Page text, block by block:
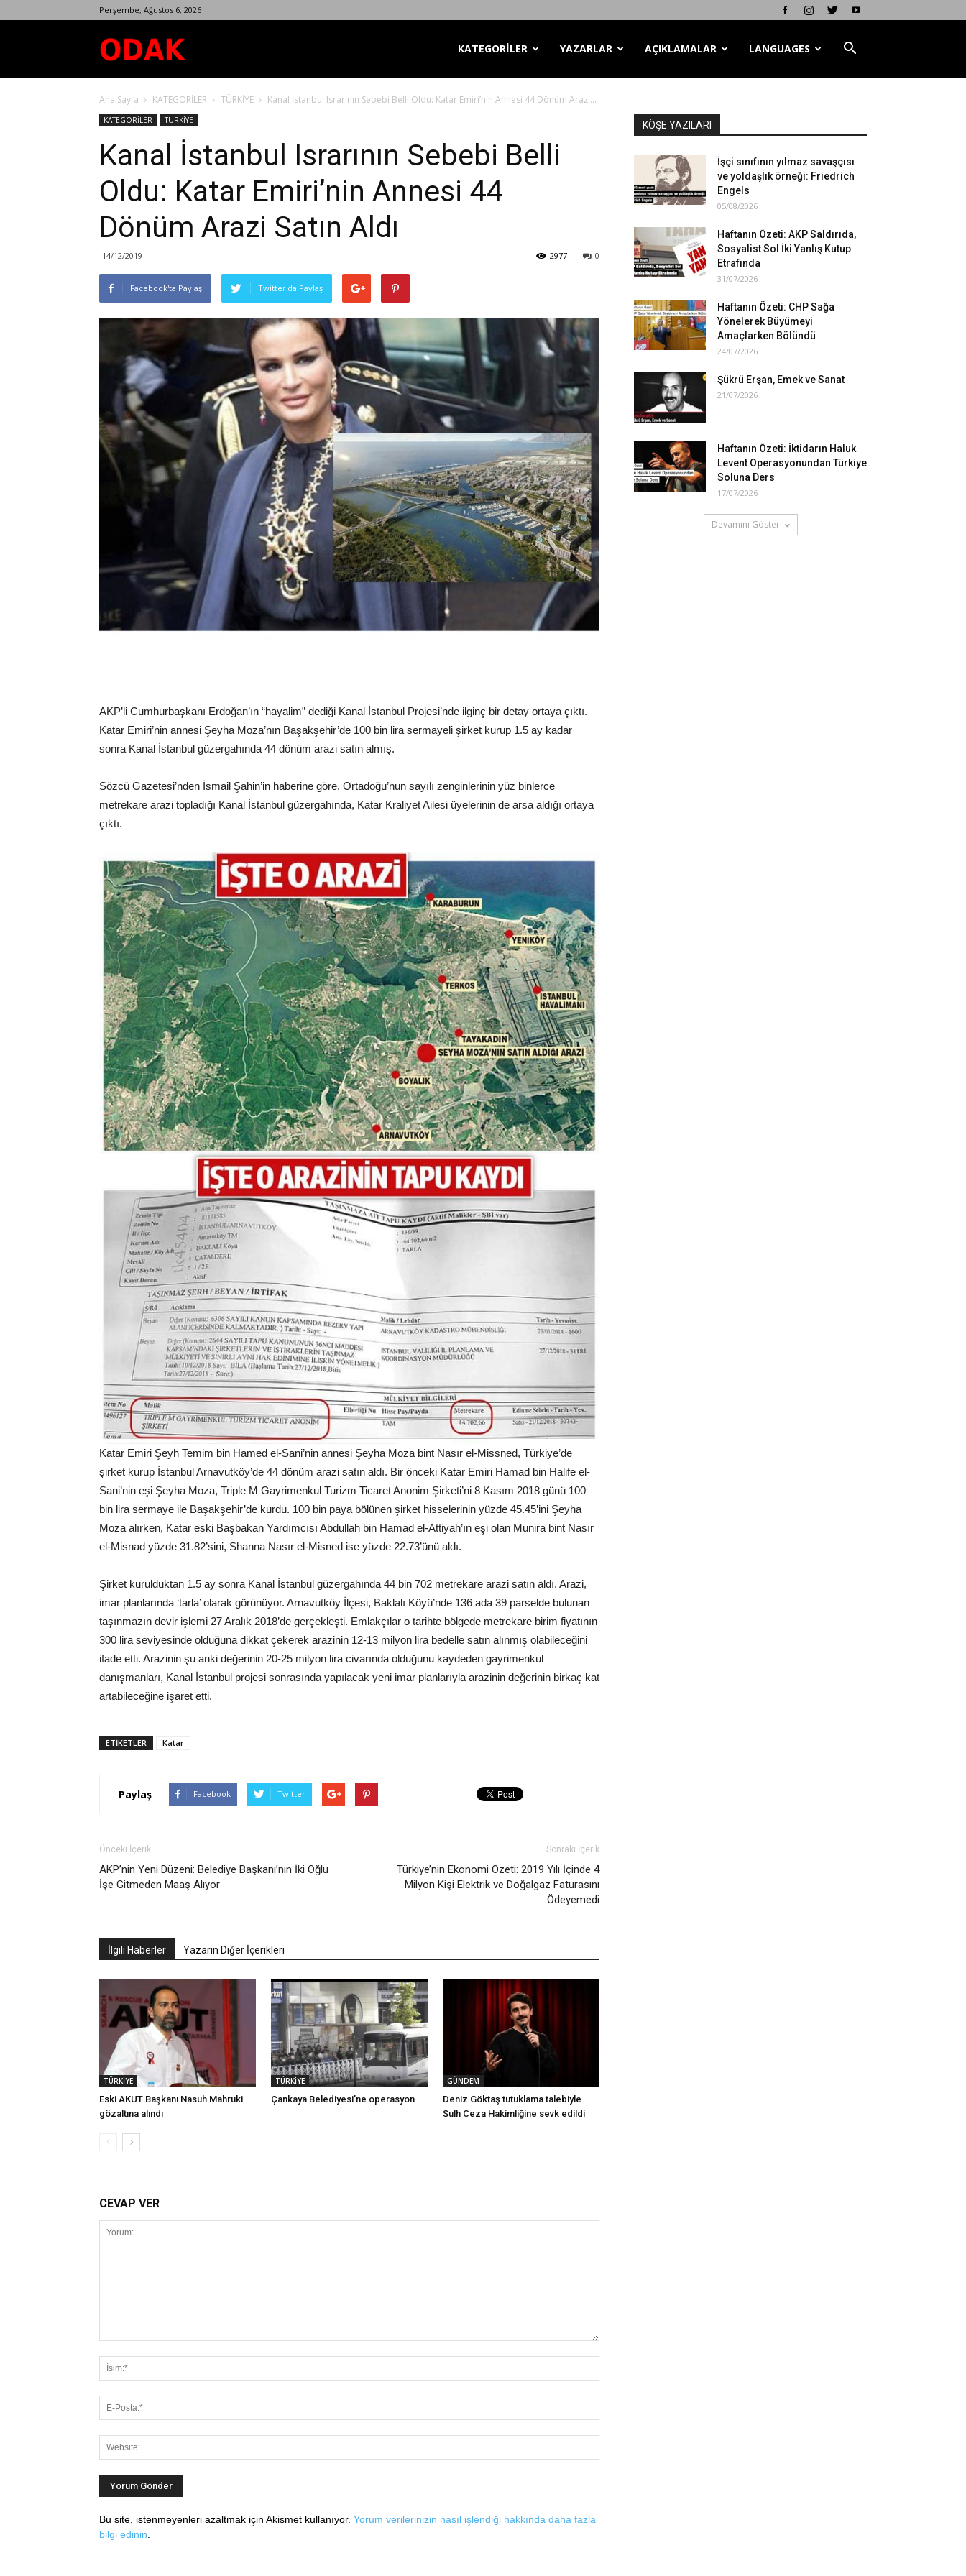
Perşembe, Ağustos 6, 2026
Dergisi
KATEGORİLER YAZARLAR AÇIKLAMALAR LANGUAGES
Ana Sayfa KATEGORİLER TÜRKİYE Kanal İstanbul Israrının Sebebi Belli Oldu: Katar Emiri’nin Annesi 44 Dönüm Arazi...
KATEGORİLER TÜRKİYE
Kanal İstanbul Israrının Sebebi Belli
Oldu: Katar Emiri’nin Annesi 44
Dönüm Arazi Satın Aldı
14/12/2019 0
2977
Facebook'ta Paylaş Twitter'da Paylaş
AKP’li Cumhurbaşkanı Erdoğan’ın “hayalim” dediği Kanal İstanbul Projesi’nde ilginç bir detay ortaya çıktı.
Katar Emiri’nin annesi Şeyha Moza’nın Başakşehir’de 100 bin lira sermayeli şirket kurup 1.5 ay kadar
sonra Kanal İstanbul güzergahında 44 dönüm arazi satın almış.
Sözcü Gazetesi’nden İsmail Şahin’in haberine göre, Ortadoğu’nun sayılı zenginlerinin yüz binlerce
metrekare arazi topladığı Kanal İstanbul güzergahında, Katar Kraliyet Ailesi üyelerinin de arsa aldığı ortaya
çıktı.
Katar Emiri Şeyh Temim bin Hamed el-Sani’nin annesi Şeyha Moza bint Nasır el-Missned, Türkiye’de
şirket kurup İstanbul Arnavutköy’de 44 dönüm arazi satın aldı. Bir önceki Katar Emiri Hamad bin Halife el-
Sani’nin eşi Şeyha Moza, Triple M Gayrimenkul Turizm Ticaret Anonim Şirketi’ni 8 Kasım 2018 günü 100
bin lira sermaye ile Başakşehir’de kurdu. 100 bin paya bölünen şirket hisselerinin yüzde 45.45’ini Şeyha
Moza alırken, Katar eski Başbakan Yardımcısı Abdullah bin Hamad el-Attiyah’ın eşi olan Munira bint Nasır
el-Misnad yüzde 31.82’sini, Shanna Nasır el-Misned ise yüzde 22.73’ünü aldı.
Şirket kurulduktan 1.5 ay sonra Kanal İstanbul güzergahında 44 bin 702 metrekare arazi satın aldı. Arazi,
imar planlarında ‘tarla’ olarak görünüyor. Arnavutköy İlçesi, Baklalı Köyü’nde 136 ada 39 parselde bulunan
taşınmazın devir işlemi 27 Aralık 2018’de gerçekleşti. Emlakçılar o tarihte bölgede metrekare birim fiyatının
300 lira seviyesinde olduğuna dikkat çekerek arazinin 12-13 milyon lira bedelle satın alınmış olabileceğini
ifade etti. Arazinin şu anki değerinin 20-25 milyon lira civarında olduğunu kaydeden gayrimenkul
danışmanları, Kanal İstanbul projesi sonrasında yapılacak yeni imar planlarıyla arazinin değerinin birkaç kat
artabileceğine işaret etti.
ETIKETLER Katar
Paylaş Facebook Twitter
Önceki İçerik
AKP’nin Yeni Düzeni: Belediye Başkanı’nın İki Oğlu
İşe Gitmeden Maaş Alıyor
Sonraki İçerik
Türkiye’nin Ekonomi Özeti: 2019 Yılı İçinde 4
Milyon Kişi Elektrik ve Doğalgaz Faturasını
Ödeyemedi
İlgili Haberler Yazarın Diğer İçerikleri
TÜRKİYE
Eski AKUT Başkanı Nasuh Mahruki
gözaltına alındı
TÜRKİYE
Çankaya Belediyesi’ne operasyon
GÜNDEM
Deniz Göktaş tutuklama talebiyle
Sulh Ceza Hakimliğine sevk edildi
CEVAP VER
Bu site, istenmeyenleri azaltmak için Akismet kullanıyor. Yorum verilerinizin nasıl işlendiği hakkında daha fazla
bilgi edinin.
KÖŞE YAZILARI
İşçi sınıfının yılmaz savaşçısı
ve yoldaşlık örneği: Friedrich
Engels
05/08/2026
Haftanın Özeti: AKP Saldırıda,
Sosyalist Sol İki Yanlış Kutup
Etrafında
31/07/2026
Haftanın Özeti: CHP Sağa
Yönelerek Büyümeyi
Amaçlarken Bölündü
24/07/2026
Şükrü Erşan, Emek ve Sanat
21/07/2026
Haftanın Özeti: İktidarın Haluk
Levent Operasyonundan Türkiye
Soluna Ders
17/07/2026
Devamını Göster